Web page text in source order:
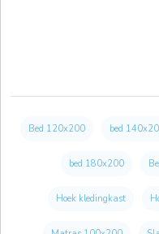
Bed 120x200 bed
bed 180x200
Hoek kledingkast